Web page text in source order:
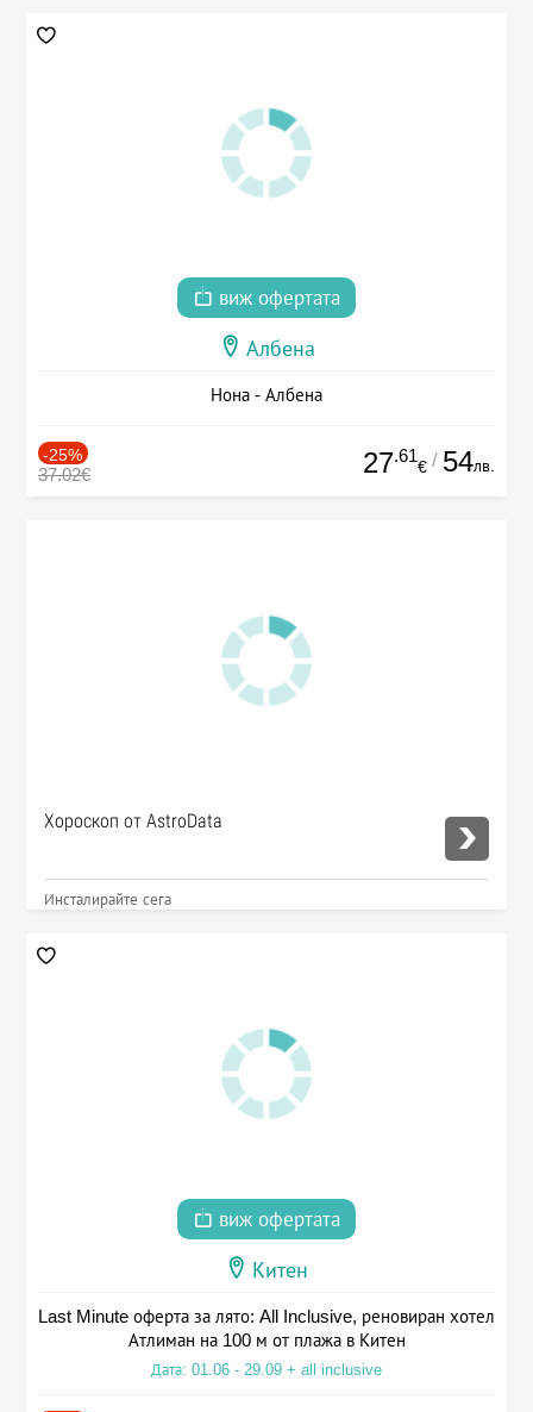
виж офертата
Албена
Нона - Албена
-25%
37.02€ 27.61
€ / 54лв.
Хороскоп от AstroData
Инсталирайте сега
виж офертата
Китен
Last Minute оферта за лято: All Inclusive, реновиран хотел
Атлиман на 100 м от плажа в Китен
Дата: 01.06 - 29.09 + all inclusive